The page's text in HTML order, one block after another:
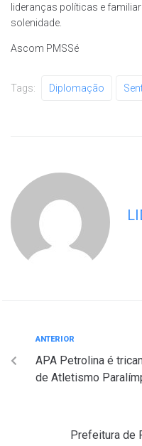
lideranças políticas e
solenidade.
Ascom PMSSé
Tags: Diplomação
ANTERIOR
APA Petrolina é
de Atletismo
Prefeitura de